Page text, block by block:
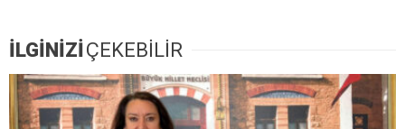
İLGİNİZİÇEKEBİLİR